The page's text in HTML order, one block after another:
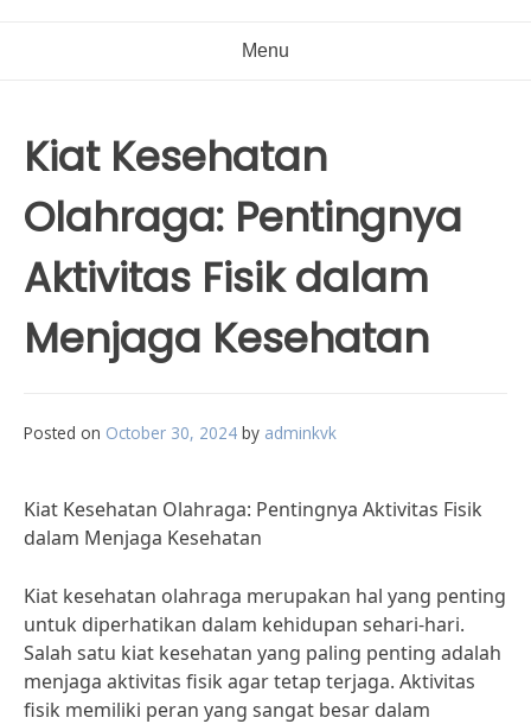
Menu
Kiat Kesehatan
Olahraga: Pentingnya
Aktivitas Fisik dalam
Menjaga Kesehatan
Posted on October 30, 2024 by adminkvk
Kiat Kesehatan Olahraga: Pentingnya Aktivitas Fisik
dalam Menjaga Kesehatan
Kiat kesehatan olahraga merupakan hal yang penting
untuk diperhatikan dalam kehidupan sehari-hari.
Salah satu kiat kesehatan yang paling penting adalah
menjaga aktivitas fisik agar tetap terjaga. Aktivitas
fisik memiliki peran yang sangat besar dalam